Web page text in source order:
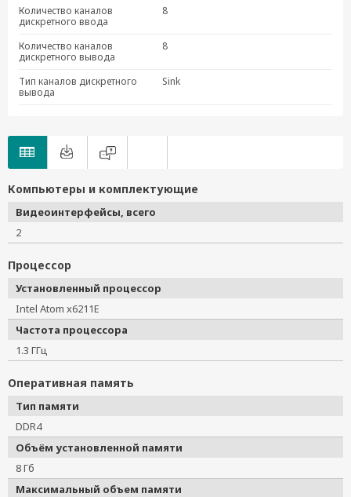
Количество каналов
дискретного ввода
8
Количество каналов
дискретного вывода
8
Тип каналов дискретного
вывода
Sink
Компьютеры и комплектующие
Видеоинтерфейсы, всего
2
Процессор
Установленный процессор
Intel Atom x6211E
Частота процессора
1.3 ГГц
Оперативная память
Тип памяти
DDR4
Объём установленной памяти
8 Гб
Максимальный объем памяти